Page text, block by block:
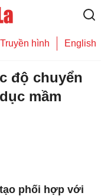
Truyền hình English
độ chuyển
mầm
phối hợp với